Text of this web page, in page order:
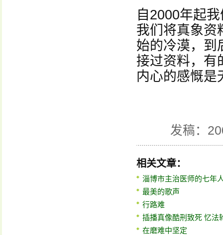
自2000年起
我们将真象资
始的冷漠，到
接过资料，有
内心的感慨是
发稿：
相关文章：
淄博市主治医师的七年
最美的歌声
行路难
插播真像酷刑致死 忆法
在磨难中坚定